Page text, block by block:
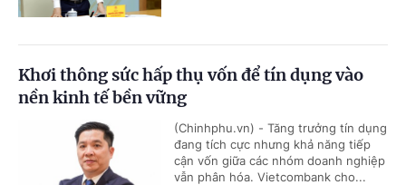
Khơi thông sức hấp thụ vốn để tín dụng vào
nền kinh tế bền vững
(Chinhphu.vn) - Tăng trưởng tín dụng
đang tích cực nhưng khả năng tiếp
cận vốn giữa các nhóm doanh nghiệp
vẫn phân hóa. Vietcombank cho...